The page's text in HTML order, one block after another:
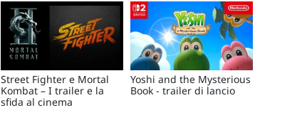
Street Fighter e Mortal
Kombat – I trailer e la
sfida al cinema
Yoshi and the Mysterious
Book - trailer di lancio